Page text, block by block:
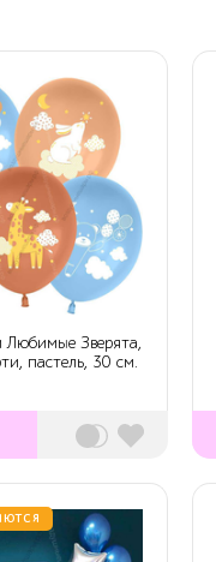
Любимые Зверята,
пастель, 30 см.